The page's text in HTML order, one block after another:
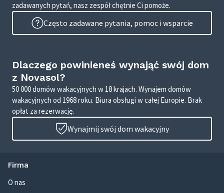
zadawanych pytań, nasz zespół chętnie Ci pomoże.
Często zadawane pytania, pomoc i wsparcie
Dlaczego powinieneś wynająć swój dom
z Novasol?
50 000 domów wakacyjnych w 18 krajach. Wynajem domów
wakacyjnych od 1968 roku. Biura obsługi w całej Europie. Brak
opłat za rezerwację.
Wynajmij swój dom wakacyjny
Firma
O nas